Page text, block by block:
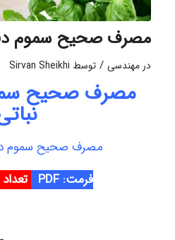
مصرف صحیح سموم
در مهندسی / توسط Sirvan Sheikhi
مصرف صحیح
مصرف صحیح سموم
فرمت: PDF